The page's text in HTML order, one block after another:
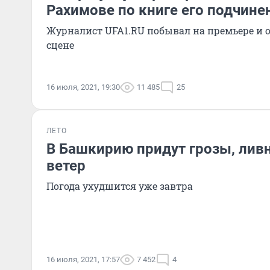
Рахимове по книге его
Журналист UFA1.RU побывал на премьере и
сцене
16 июля, 2021, 19:30 11 485 25
ЛЕТО
В Башкирию придут грозы,
ветер
Погода ухудшится уже завтра
16 июля, 2021, 17:57 7 452 4